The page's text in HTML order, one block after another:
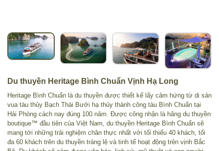
Du thuyền Heritage Bình Chuẩn Vịnh Hạ Long
Heritage Bình Chuẩn là du thuyền được thiết kế lấy cảm hứng từ di sản
vua tàu thủy Bạch Thái Bưởi hạ thủy thành công tàu Bình Chuẩn tại
Hải Phòng cách nay đúng 100 năm. Được công nhận là hãng du thuyền
boutique™ đầu tiên của Việt Nam, du thuyền Heritage Bình Chuẩn sẽ
mang tới những trải nghiệm chân thực nhất với tối thiểu 40 khách, tối
đa 60 khách trên du thuyền tráng lệ và tinh tế hoạt động trên vịnh Bắc